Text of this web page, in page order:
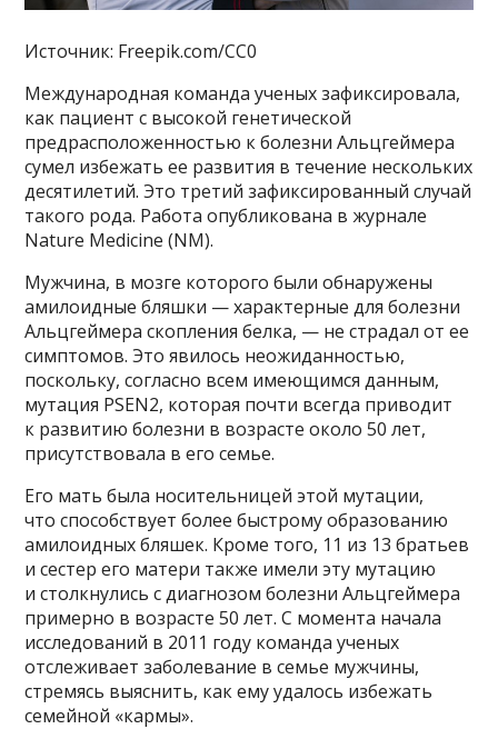
Источник: Freepik.com/CC0
Международная команда ученых зафиксировала,
как пациент с высокой генетической
предрасположенностью к болезни Альцгеймера
сумел избежать ее развития в течение нескольких
десятилетий. Это третий зафиксированный случай
такого рода. Работа опубликована в журнале
Nature Medicine (NM).
Мужчина, в мозге которого были обнаружены
амилоидные бляшки — характерные для болезни
Альцгеймера скопления белка, — не страдал от ее
симптомов. Это явилось неожиданностью,
поскольку, согласно всем имеющимся данным,
мутация PSEN2, которая почти всегда приводит
к развитию болезни в возрасте около 50 лет,
присутствовала в его семье.
Его мать была носительницей этой мутации,
что способствует более быстрому образованию
амилоидных бляшек. Кроме того, 11 из 13 братьев
и сестер его матери также имели эту мутацию
и столкнулись с диагнозом болезни Альцгеймера
примерно в возрасте 50 лет. С момента начала
исследований в 2011 году команда ученых
отслеживает заболевание в семье мужчины,
стремясь выяснить, как ему удалось избежать
семейной «кармы».